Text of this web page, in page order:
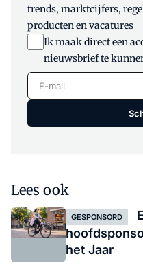
trends, marktcijfers,
producten en vacatures
Ik maak direct een
nieuwsbrief te
E-mail
Lees ook
GESPONSORD
het Jaar